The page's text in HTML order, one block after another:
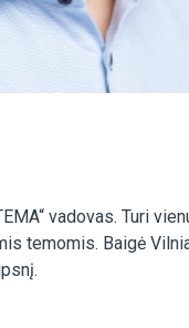
vadovas. Turi
temomis. Baigė